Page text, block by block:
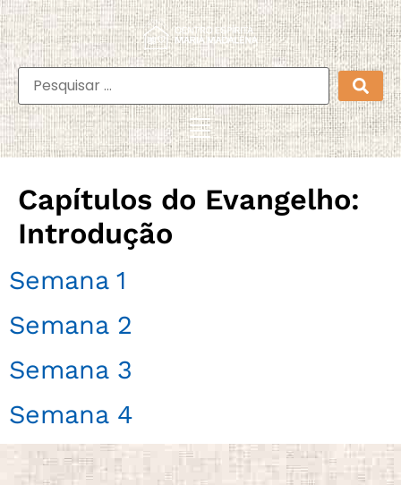
Capítulos do Evangelho:
Introdução
Semana 1
Semana 2
Semana 3
Semana 4